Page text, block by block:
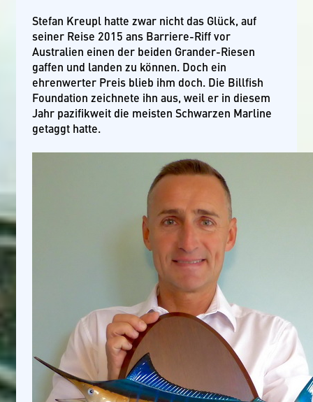
Stefan Kreupl hatte zwar nicht das Glück, auf
seiner Reise 2015 ans Barriere-Riff vor
Australien einen der beiden Grander-Riesen
gaffen und landen zu können. Doch ein
ehrenwerter Preis blieb ihm doch. Die Billfish
Foundation zeichnete ihn aus, weil er in diesem
Jahr pazifikweit die meisten Schwarzen Marline
getaggt hatte.